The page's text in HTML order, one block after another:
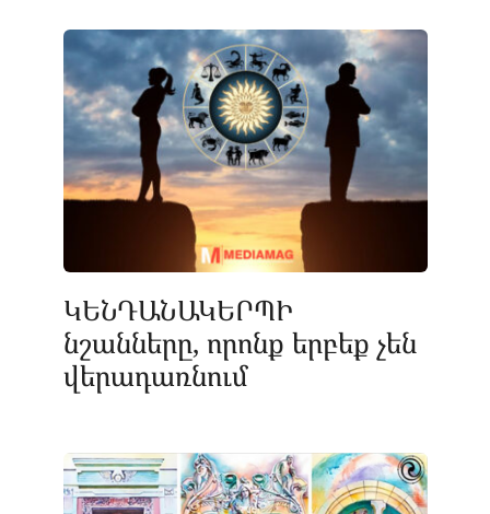
ԿԵՆԴԱՆԱԿԵՐՊԻ
նշանները, որոնք երբեք չեն
վերադառնում